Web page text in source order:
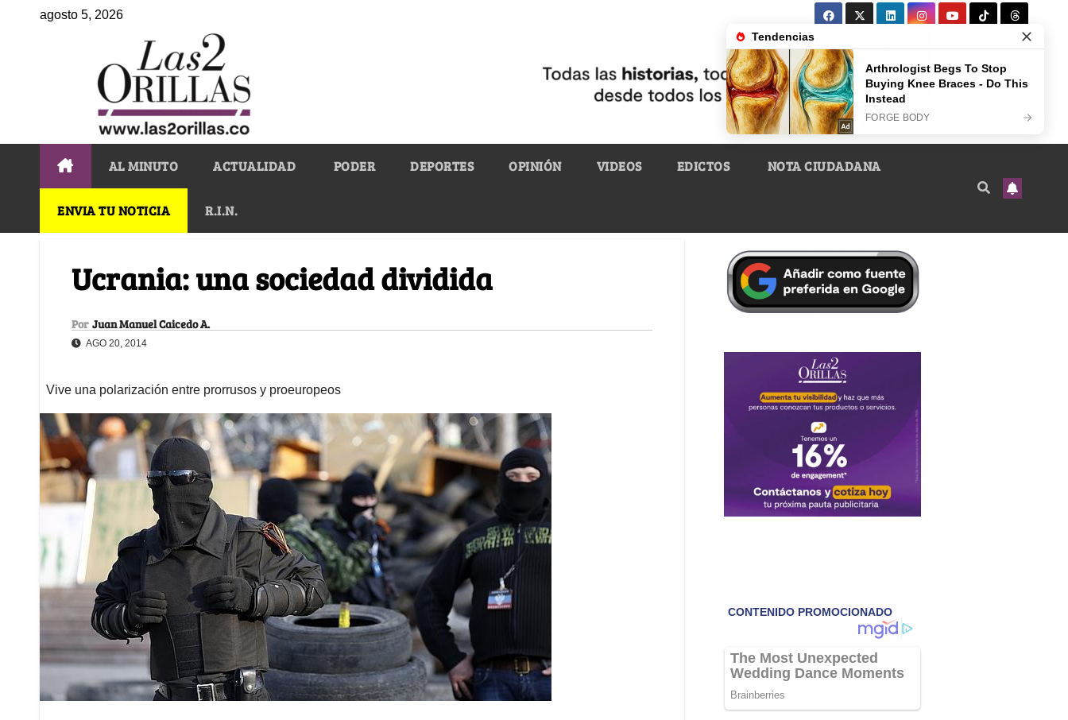
agosto 5, 2026
AL MINUTO ACTUALIDAD PODER DEPORTES OPINIÓN VIDEOS EDICTOS NOTA CIUDADANA
ENVIA TU NOTICIA R.I.N.
Ucrania: una sociedad dividida
Por Juan Manuel Caicedo A.
AGO 20, 2014
Vive una polarización entre prorrusos y proeuropeos